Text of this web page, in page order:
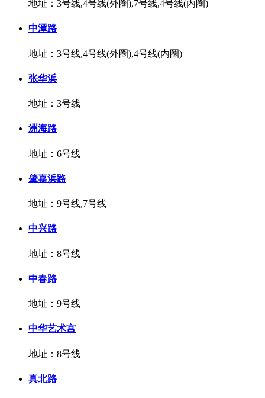
地址：3号线,4号线(外圈),7号线,4号线(内圈)
中潭路
地址：3号线,4号线(外圈),4号线(内圈)
张华浜
地址：3号线
洲海路
地址：6号线
肇嘉浜路
地址：9号线,7号线
中兴路
地址：8号线
中春路
地址：9号线
中华艺术宫
地址：8号线
真北路